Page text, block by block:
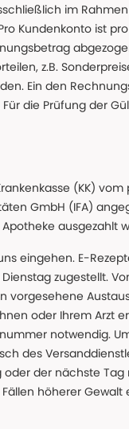
im
Kundenkonto ist
z.B.
Ein den
die Prüfung der
(KK)
GmbH (IFA)
Apotheke ausgezahlt
eingehen. E-
zugestellt.
vorgesehene
oder Ihrem Arzt
notwendig.
des
der nächste
höherer